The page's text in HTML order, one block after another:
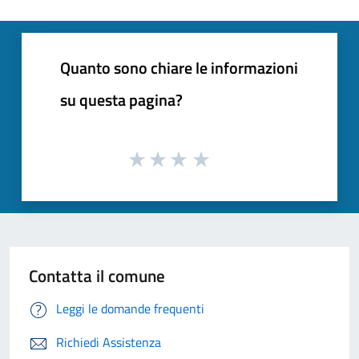
Quanto sono chiare le informazioni
su questa pagina?
Contatta il comune
Leggi le domande frequenti
Richiedi Assistenza